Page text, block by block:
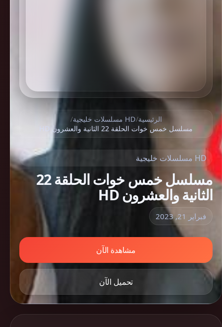
الرئيسية/HD مسلسلات خليجية
/
مسلسل خمس خوات الحلقة 22 الثانية والعشرون HD
HD مسلسلات خليجية
مسلسل خمس خوات الحلقة 22
الثانية والعشرون HD
فبراير 21, 2023
مشاهدة الآن
تحميل الآن